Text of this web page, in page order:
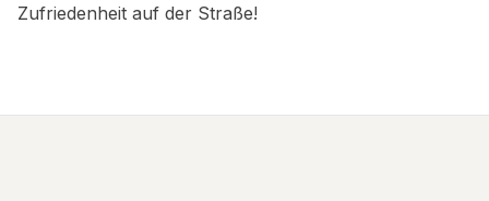
Zufriedenheit auf der Straße!